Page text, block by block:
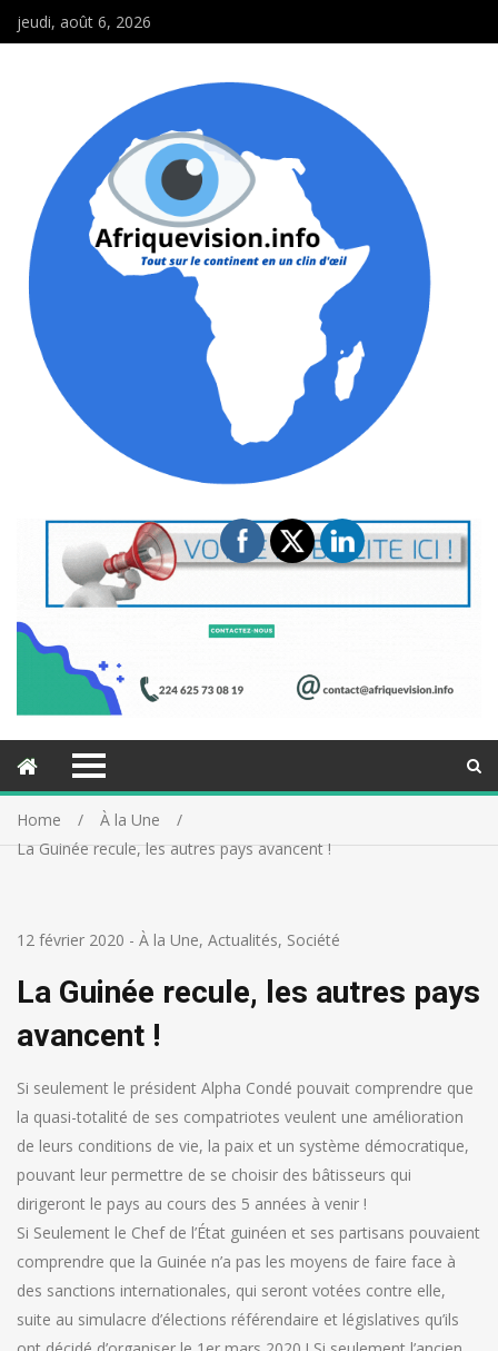
jeudi, août 6, 2026
Home
À la Une
La Guinée recule, les autres pays avancent !
12 février 2020 - À la Une, Actualités, Société
La Guinée recule, les autres pays
avancent !
Si seulement le président Alpha Condé pouvait comprendre que
la quasi-totalité de ses compatriotes veulent une amélioration
de leurs conditions de vie, la paix et un système démocratique,
pouvant leur permettre de se choisir des bâtisseurs qui
dirigeront le pays au cours des 5 années à venir !
Si Seulement le Chef de l’État guinéen et ses partisans pouvaient
comprendre que la Guinée n’a pas les moyens de faire face à
des sanctions internationales, qui seront votées contre elle,
suite au simulacre d’élections référendaire et législatives qu’ils